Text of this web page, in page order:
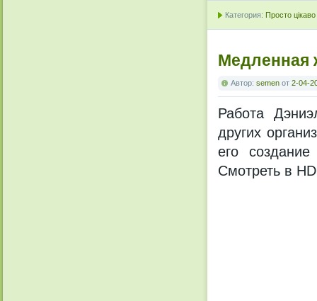
Категория: Просто цікаво
Медленная
Автор: semen от 2-04-
Работа
других
его
Смотреть в